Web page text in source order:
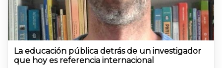
La educación pública detrás de un investigador
que hoy es referencia internacional